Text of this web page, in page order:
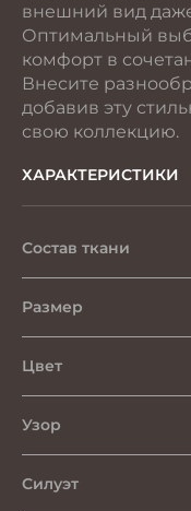
внешний вид
Оптимальный
комфорт в
Внесите
добавив эту
свою коллекцию.
ХАРАКТЕРИСТИКИ
Состав ткани
Размер
Цвет
Узор
Силуэт